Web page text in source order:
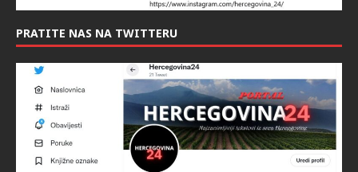
PRATITE NAS NA TWITTERU